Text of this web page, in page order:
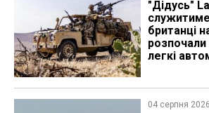
"Дідусь"
британці
розпочали
легкі
04 серпня 2026